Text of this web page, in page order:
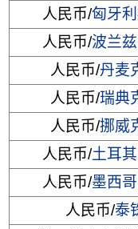
人民币/匈牙
人民币/波兰
人民币/丹麦
人民币/瑞典
人民币/挪威
人民币/土耳
人民币/墨西
人民币/泰